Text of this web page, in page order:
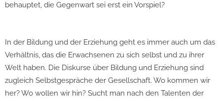
behauptet, die Gegenwart sei erst ein Vorspiel?
In der Bildung und der Erziehung geht es immer auch um das
Verhältnis, das die Erwachsenen zu sich selbst und zu ihrer
Welt haben. Die Diskurse über Bildung und Erziehung sind
zugleich Selbstgespräche der Gesellschaft. Wo kommen wir
her? Wo wollen wir hin? Sucht man nach den Talenten der